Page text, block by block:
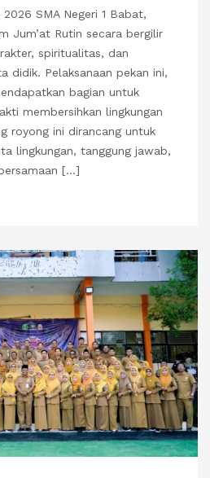
SMA Negeri 1 Babat,
Jum’at Rutin secara bergilir
spiritualitas, dan
didik. Pelaksanaan pekan ini,
bagian untuk
membersihkan lingkungan
royong ini dirancang untuk
lingkungan, tanggung jawab,
[…]